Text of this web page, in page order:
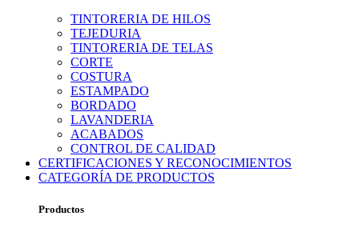
TINTORERIA DE HILOS
TEJEDURIA
TINTORERIA DE TELAS
CORTE
COSTURA
ESTAMPADO
BORDADO
LAVANDERIA
ACABADOS
CONTROL DE CALIDAD
CERTIFICACIONES Y RECONOCIMIENTOS
CATEGORÍA DE PRODUCTOS
Productos